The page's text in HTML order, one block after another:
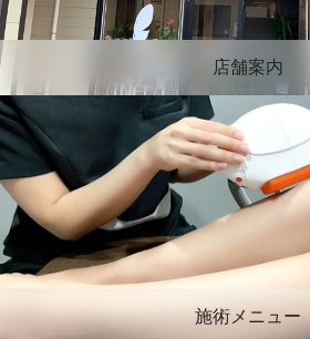
店舗案内
施術メニュー